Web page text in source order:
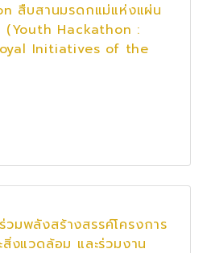
สืบสานมรดกแม่แห่งแผ่น
(Youth Hackathon :
Initiatives of the
มพลังสร้างสรรค์โครงการ
งแวดล้อม และร่วมงาน